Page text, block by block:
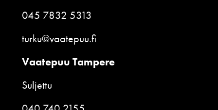
045 7832 5313
turku@vaatepuu.fi
Vaatepuu Tampere
Suljettu